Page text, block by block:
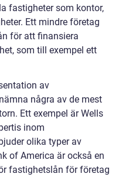
fastigheter som kontor,
Ett mindre företag
för att finansiera
som till exempel ett
av
några av de mest
Ett exempel är Wells
inom
olika typer av
of America är också en
fastighetslån för företag